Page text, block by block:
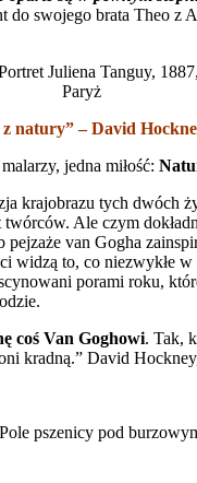
do swojego brata Theo z
Juliena Tanguy,
Paryż
z natury” – David
jedna miłość:
krajobrazu tych dwóch
twórców. Ale czym
pejzaże van Gogha
widzą to, co niezwykłe w
porami roku,
coś Van Goghowi. Tak,
kradną.” David
pszenicy pod